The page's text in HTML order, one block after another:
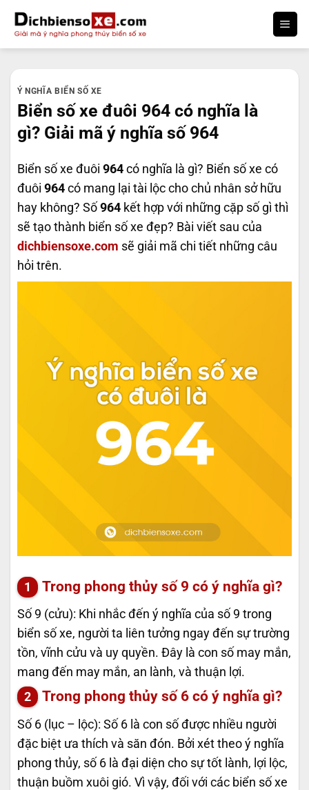
qua
nội
Ý NGHĨA BIỂN SỐ XE
Biển số xe đuôi 964 có nghĩa là
gì? Giải mã ý nghĩa số 964
Biển số xe đuôi 964 có nghĩa là gì? Biển số xe có
đuôi 964 có mang lại tài lộc cho chủ nhân sở hữu
hay không? Số 964 kết hợp với những cặp số gì thì
sẽ tạo thành biển số xe đẹp? Bài viết sau của
dichbiensoxe.com sẽ giải mã chi tiết những câu
hỏi trên.
Trong phong thủy số 9 có ý nghĩa gì?
Số 9 (cửu): Khi nhắc đến ý nghĩa của số 9 trong
biển số xe, người ta liên tưởng ngay đến sự trường
tồn, vĩnh cửu và uy quyền. Đây là con số may mắn,
mang đến may mắn, an lành, và thuận lợi.
Trong phong thủy số 6 có ý nghĩa gì?
Số 6 (lục – lộc): Số 6 là con số được nhiều người
đặc biệt ưa thích và săn đón. Bởi xét theo ý nghĩa
phong thủy, số 6 là đại diện cho sự tốt lành, lợi lộc,
thuận buồm xuôi gió. Vì vậy, đối với các biển số xe